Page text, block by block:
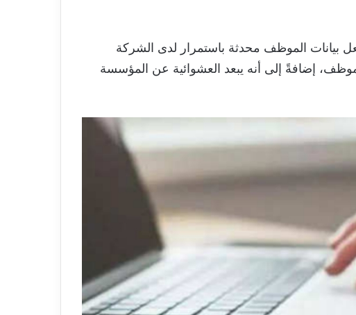
بيانات الموظف محدثة باستمرار لدى الشركة
إضافةً إلى أنه يبعد العشوائية عن المؤسسة